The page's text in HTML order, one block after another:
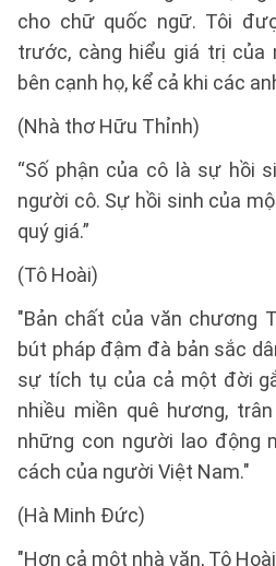
cho chữ quốc ngữ. Tôi
trước, càng hiểu giá trị của
bên cạnh họ, kể cả khi các
(Nhà thơ Hữu Thỉnh)
“Số phận của cô là sự hồi
người cô. Sự hồi sinh của
quý giá.”
(Tô Hoài)
"Bản chất của văn chương
bút pháp đậm đà bản sắc
sự tích tụ của cả một đời
nhiều miền quê hương,
những con người lao động
cách của người Việt Nam."
(Hà Minh Đức)
"Hơn cả một nhà văn, Tô